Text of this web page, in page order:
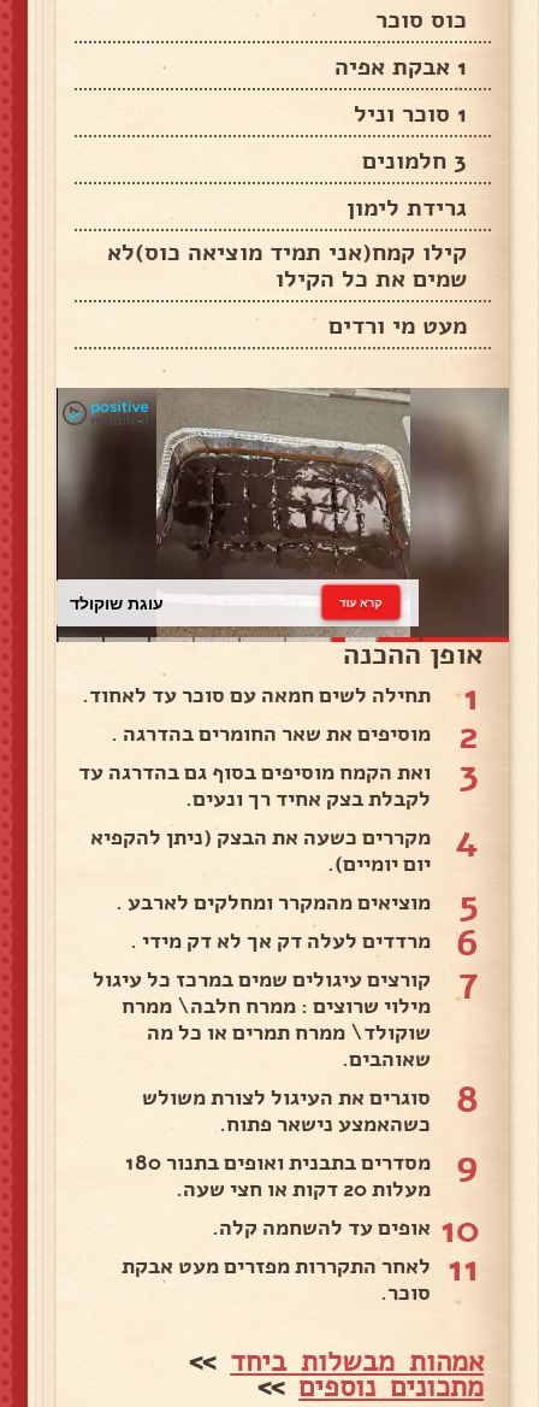
כוס סוכר
1 אבקת אפיה
1 סוכר וניל
3 חלמונים
גרידת לימון
קילו קמח(אני תמיד מוציאה כוס)לא
שמים את כל הקילו
מעט מי ורדים
עוגת שוקולד קרא עוד
אופן ההכנה
1 תחילה לשים חמאה עם סוכר עד לאחוד.
2 מוסיפים את שאר החומרים בהדרגה .
3
ואת הקמח מוסיפים בסוף גם בהדרגה עד
לקבלת בצק אחיד רך ונעים.
4
מקררים כשעה את הבצק (ניתן להקפיא
יום יומיים).
5 מוציאים מהמקרר ומחלקים לארבע .
6 מרדדים לעלה דק אך לא דק מידי .
7
קורצים עיגולים שמים במרכז כל עיגול
מילוי שרוצים : ממרח חלבה\ ממרח
שוקולד\ ממרח תמרים או כל מה
שאוהבים.
8
סוגרים את העיגול לצורת משולש
כשהאמצע נישאר פתוח.
9
מסדרים בתבנית ואופים בתנור 180
מעלות 20 דקות או חצי שעה.
10 אופים עד להשחמה קלה.
11
לאחר התקררות מפזרים מעט אבקת
סוכר.
אמהות מבשלות ביחד >>
מתכונים נוספים>>